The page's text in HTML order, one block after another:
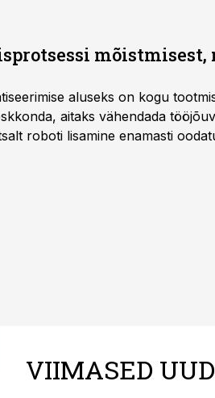
mõistmisest,
aluseks on kogu
aitaks vähendada
roboti lisamine enamasti
VIIMASED